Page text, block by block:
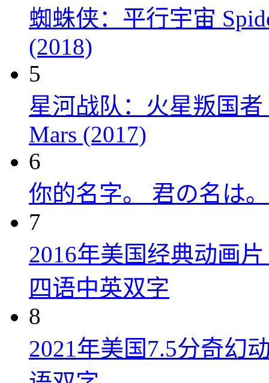
蜘蛛侠：平行宇宙
(2018)
5
星河战队：火星叛国者
Mars (2017)
6
你的名字。 君の名は
7
2016年美国经典动画
四语中英双字
8
2021年美国7.5分奇幻